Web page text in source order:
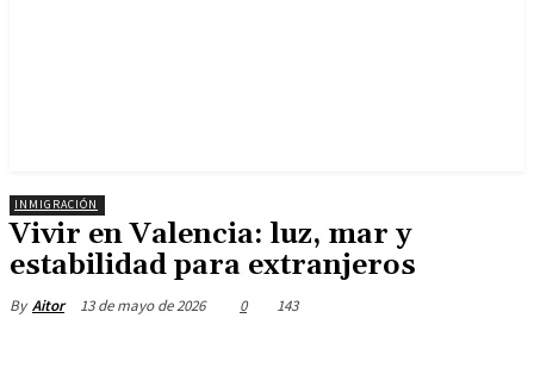
INMIGRACIÓN
Vivir en Valencia: luz, mar y
estabilidad para extranjeros
By Aitor 13 de mayo de 2026 0 143